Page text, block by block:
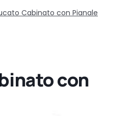
Cabinato con Pianale
con